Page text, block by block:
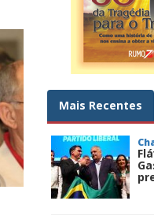
Mais Recentes